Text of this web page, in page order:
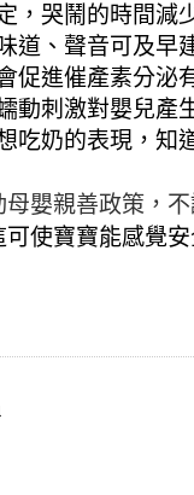
，哭鬧的時間減
道、聲音可及早
促進催產素分泌
動刺激對嬰兒產
吃奶的表現，知
嬰親善政策，
可使寶寶能感覺